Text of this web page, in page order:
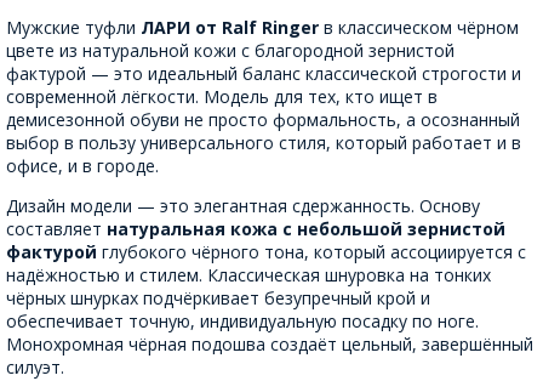
Мужские туфли ЛАРИ от Ralf Ringer в классическом чёрном
цвете из натуральной кожи с благородной зернистой
фактурой — это идеальный баланс классической строгости и
современной лёгкости. Модель для тех, кто ищет в
демисезонной обуви не просто формальность, а осознанный
выбор в пользу универсального стиля, который работает и в
офисе, и в городе.
Дизайн модели — это элегантная сдержанность. Основу
составляет натуральная кожа с небольшой зернистой
фактурой глубокого чёрного тона, который ассоциируется с
надёжностью и стилем. Классическая шнуровка на тонких
чёрных шнурках подчёркивает безупречный крой и
обеспечивает точную, индивидуальную посадку по ноге.
Монохромная чёрная подошва создаёт цельный, завершённый
силуэт.